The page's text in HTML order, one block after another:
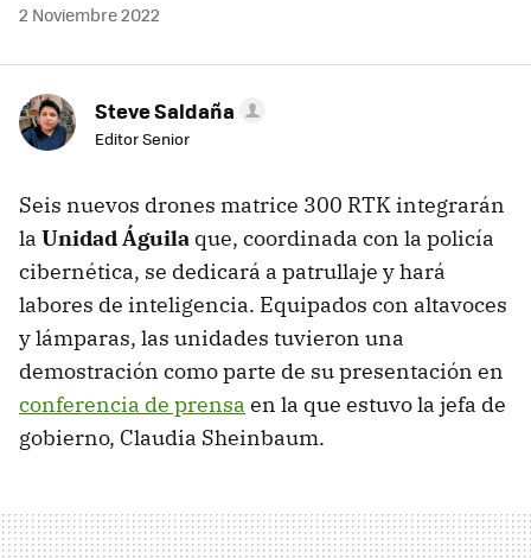
2 Noviembre 2022
Steve Saldaña
Editor Senior
Seis nuevos drones matrice 300 RTK integrarán
la Unidad Águila que, coordinada con la policía
cibernética, se dedicará a patrullaje y hará
labores de inteligencia. Equipados con altavoces
y lámparas, las unidades tuvieron una
demostración como parte de su presentación en
conferencia de prensa en la que estuvo la jefa de
gobierno, Claudia Sheinbaum.